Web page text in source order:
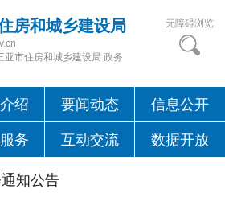
房和城乡建设局
亚市住房和城乡建设局.政务
无障碍浏览
绍 要闻动态 信息公开
务 互动交流 数据开放
通知公告